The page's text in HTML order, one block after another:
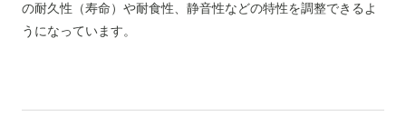
の耐久性（寿命）や耐食性、静音性などの特性を調整できるよ
うになっています。